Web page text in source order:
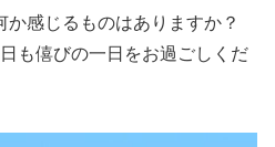
感じるものはありますか？
も僖びの一日をお過ごしくだ